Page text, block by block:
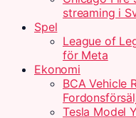
streaming i
Spel
League of
för Meta
Ekonomi
BCA Vehicle
Tesla Model